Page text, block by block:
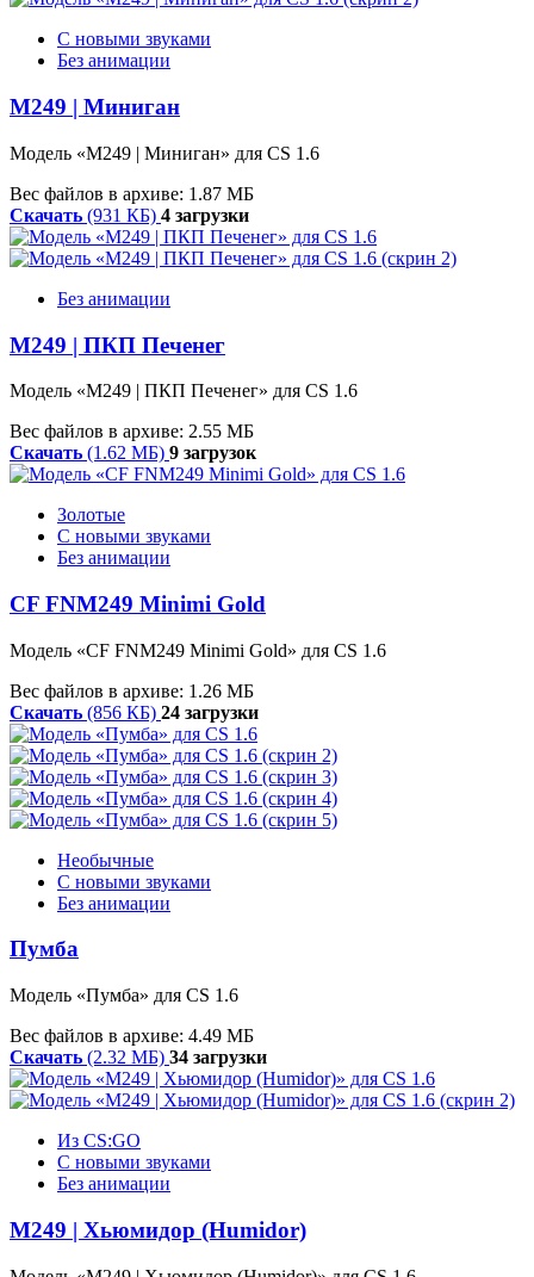
С новыми звуками
Без анимации
M249 | Миниган
Модель «M249 | Миниган» для CS 1.6
Вес файлов в архиве: 1.87 МБ
Скачать (931 КБ) 4 загрузки
Без анимации
M249 | ПКП Печенег
Модель «M249 | ПКП Печенег» для CS 1.6
Вес файлов в архиве: 2.55 МБ
Скачать (1.62 МБ) 9 загрузок
Золотые
С новыми звуками
Без анимации
CF FNM249 Minimi Gold
Модель «CF FNM249 Minimi Gold» для CS 1.6
Вес файлов в архиве: 1.26 МБ
Скачать (856 КБ) 24 загрузки
Необычные
С новыми звуками
Без анимации
Пумба
Модель «Пумба» для CS 1.6
Вес файлов в архиве: 4.49 МБ
Скачать (2.32 МБ) 34 загрузки
Из CS:GO
С новыми звуками
Без анимации
M249 | Хьюмидор (Humidor)